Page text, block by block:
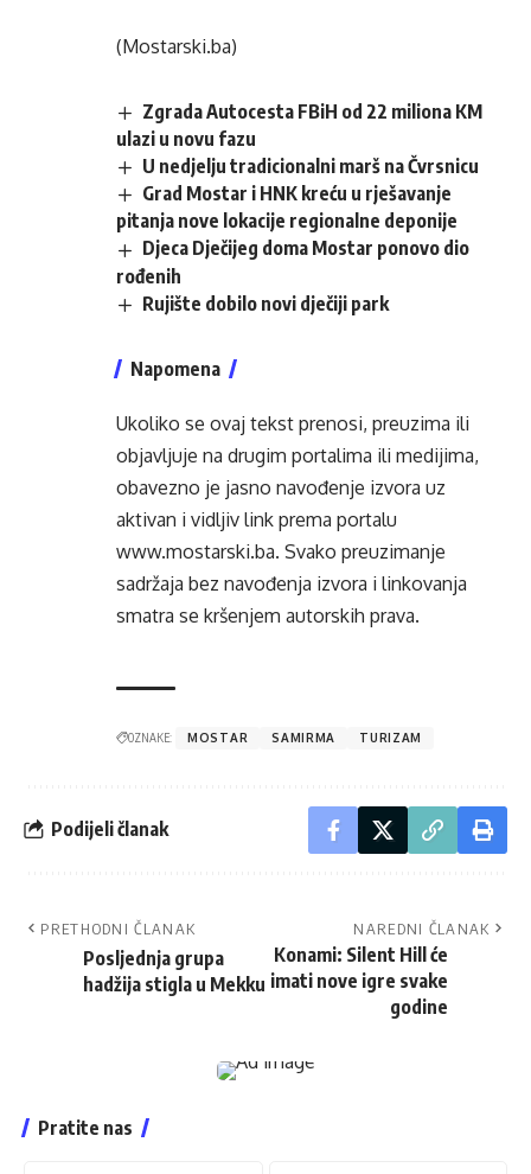
(Mostarski.ba)
Zgrada Autocesta FBiH od 22 miliona KM
ulazi u novu fazu
U nedjelju tradicionalni marš na Čvrsnicu
Grad Mostar i HNK kreću u rješavanje
pitanja nove lokacije regionalne deponije
Djeca Dječijeg doma Mostar ponovo dio
rođenih
Rujište dobilo novi dječiji park
Napomena
Ukoliko se ovaj tekst prenosi, preuzima ili
objavljuje na drugim portalima ili medijima,
obavezno je jasno navođenje izvora uz
aktivan i vidljiv link prema portalu
www.mostarski.ba. Svako preuzimanje
sadržaja bez navođenja izvora i linkovanja
smatra se kršenjem autorskih prava.
OZNAKE: MOSTAR SAMIRMA TURIZAM
Podijeli članak
PRETHODNI ČLANAK
Posljednja grupa
hadžija stigla u Mekku
NAREDNI ČLANAK
Konami: Silent Hill će
imati nove igre svake
godine
Pratite nas